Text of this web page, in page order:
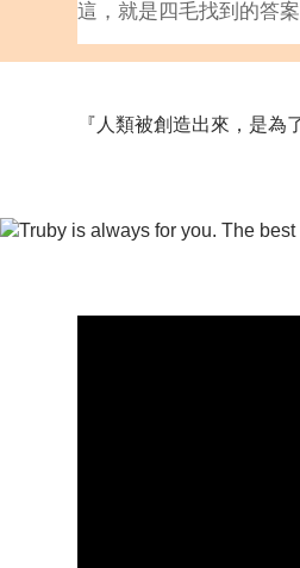
這，就是四毛找到的答
『人類被創造出來，是